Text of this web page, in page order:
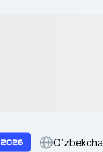
O‘zbekcha